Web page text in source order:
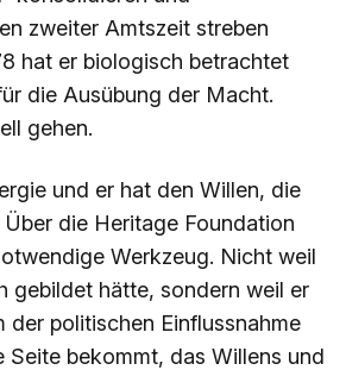
zweiter Amtszeit streben
hat er biologisch betrachtet
die Ausübung der Macht.
gehen.
und er hat den Willen, die
Über die Heritage Foundation
Werkzeug. Nicht weil
gebildet hätte, sondern weil er
der politischen Einflussnahme
Seite bekommt, das Willens und